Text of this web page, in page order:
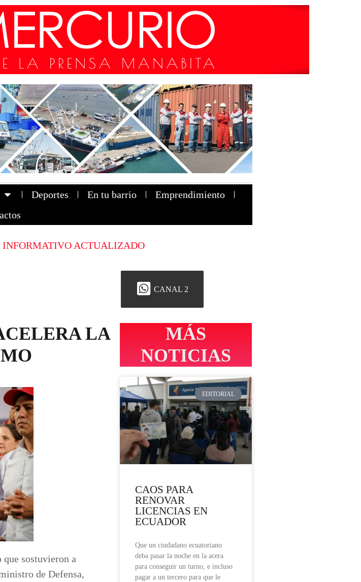
Deportes En tu barrio
Emprendimiento
INFORMATIVO ACTUALIZADO
CANAL 2
LA
que sostuvieron a
de Defensa,
MÁS
NOTICIAS
EDITORIAL
CAOS PARA
RENOVAR
LICENCIAS EN
ECUADOR
Que un ciudadano ecuatoriano
deba pasar la noche en la acera
para conseguir un turno, e incluso
pagar a un tercero para que le